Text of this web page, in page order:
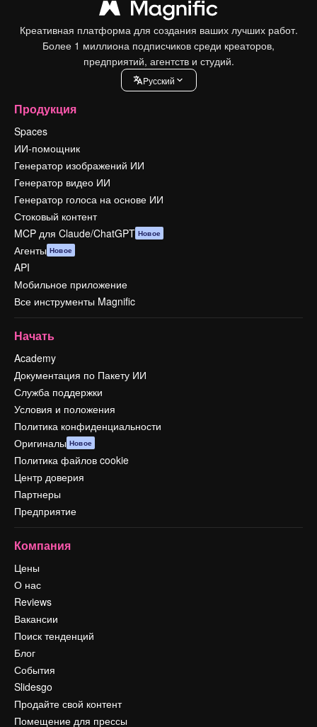
Креативная платформа для создания ваших лучших работ.
Более 1 миллиона подписчиков среди креаторов,
предприятий, агентств и студий.
Pусский
Продукция
Spaces
ИИ-помощник
Генератор изображений ИИ
Генератор видео ИИ
Генератор голоса на основе ИИ
Стоковый контент
MCP для Claude/ChatGPT Новое
Агенты Новое
API
Мобильное приложение
Все инструменты Magnific
Начать
Academy
Документация по Пакету ИИ
Служба поддержки
Условия и положения
Политика конфиденциальности
Оригиналы Новое
Политика файлов cookie
Центр доверия
Партнеры
Предприятие
Компания
Цены
О нас
Reviews
Вакансии
Поиск тенденций
Блог
События
Slidesgo
Продайте свой контент
Помещение для прессы